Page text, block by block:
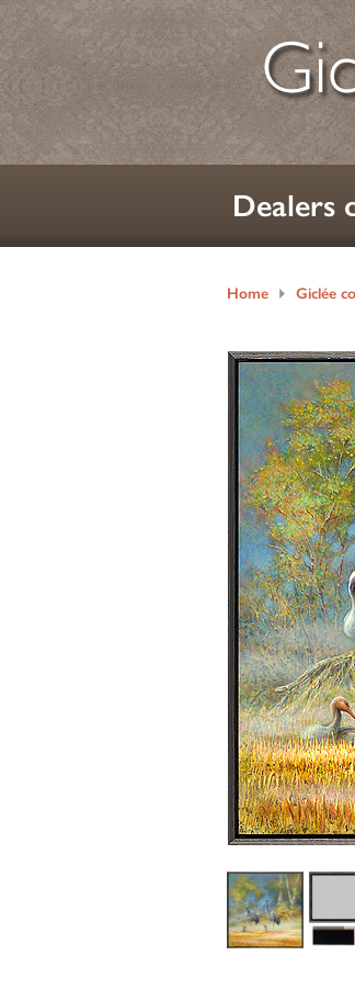
Dealers
Home Giclée